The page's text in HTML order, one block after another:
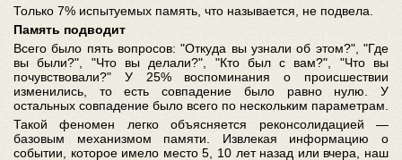
Только 7% испытуемых память, что называется, не подвела.
Память подводит
Всего было пять вопросов: "Откуда вы узнали об этом?", "Где
вы были?", "Что вы делали?", "Кто был с вам?", "Что вы
почувствовали?" У 25% воспоминания о происшествии
изменились, то есть совпадение было равно нулю. У
остальных совпадение было всего по нескольким параметрам.
Такой феномен легко объясняется реконсолидацией —
базовым механизмом памяти. Извлекая информацию о
событии, которое имело место 5, 10 лет назад или вчера, наш